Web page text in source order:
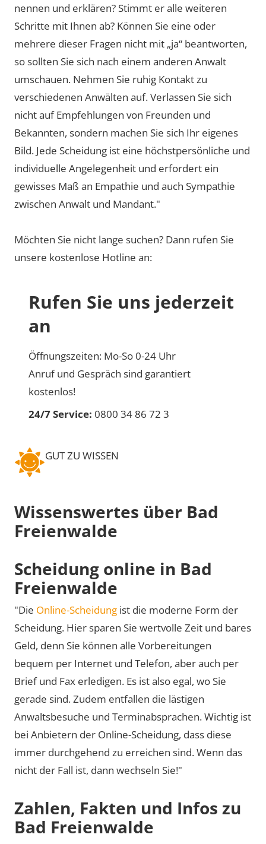
nennen und erklären? Stimmt er alle weiteren
Schritte mit Ihnen ab? Können Sie eine oder
mehrere dieser Fragen nicht mit „ja“ beantworten,
so sollten Sie sich nach einem anderen Anwalt
umschauen. Nehmen Sie ruhig Kontakt zu
verschiedenen Anwälten auf. Verlassen Sie sich
nicht auf Empfehlungen von Freunden und
Bekannten, sondern machen Sie sich Ihr eigenes
Bild. Jede Scheidung ist eine höchstpersönliche und
individuelle Angelegenheit und erfordert ein
gewisses Maß an Empathie und auch Sympathie
zwischen Anwalt und Mandant."
Möchten Sie nicht lange suchen? Dann rufen Sie
unsere kostenlose Hotline an:
Rufen Sie uns jederzeit
an
Öffnungszeiten: Mo-So 0-24 Uhr
Anruf und Gespräch sind garantiert
kostenlos!
24/7 Service: 0800 34 86 72 3
GUT ZU WISSEN
Wissenswertes über Bad
Freienwalde
Scheidung online in Bad
Freienwalde
"Die Online-Scheidung ist die moderne Form der
Scheidung. Hier sparen Sie wertvolle Zeit und bares
Geld, denn Sie können alle Vorbereitungen
bequem per Internet und Telefon, aber auch per
Brief und Fax erledigen. Es ist also egal, wo Sie
gerade sind. Zudem entfallen die lästigen
Anwaltsbesuche und Terminabsprachen. Wichtig ist
bei Anbietern der Online-Scheidung, dass diese
immer durchgehend zu erreichen sind. Wenn das
nicht der Fall ist, dann wechseln Sie!"
Zahlen, Fakten und Infos zu
Bad Freienwalde